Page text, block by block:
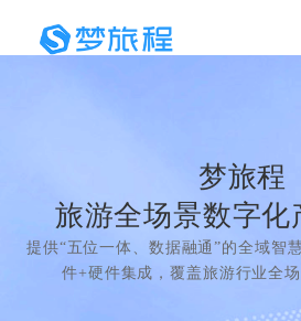
梦旅程
旅游全场景数字化
提供“五位一体、数据融通”的全域智
件+硬件集成，覆盖旅游行业全